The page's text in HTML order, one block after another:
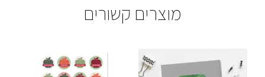
מוצרים קשורים